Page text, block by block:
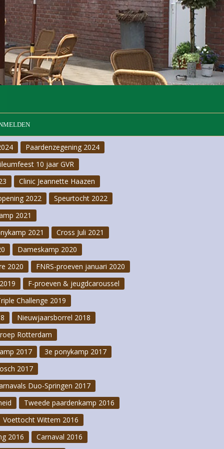
Paardenzegening 2024
10 jaar GVR
Clinic Jeannette Haazen
2022
Speurtocht 2022
2021
2021
Cross Juli 2021
Dameskamp 2020
2020
FNRS-proeven januari 2020
F-proeven & jeugdcaroussel
Challenge 2019
Nieuwjaarsborrel 2018
Rotterdam
2017
3e ponykamp 2017
2017
Duo-Springen 2017
Tweede paardenkamp 2016
Voettocht Wittem 2016
2016
Carnaval 2016